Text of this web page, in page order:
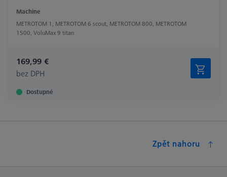
Machine
METROTOM 1, METROTOM 6 scout, METROTOM 800, METROTOM
1500, VoluMax 9 titan
169,99 €
bez DPH
Dostupné
Zpět nahoru